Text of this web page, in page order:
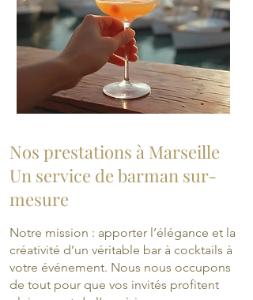
Nos prestations à Marseille
Un service de barman sur-
mesure
Notre mission : apporter l’élégance et la
créativité d’un véritable bar à cocktails à
votre événement. Nous nous occupons
de tout pour que vos invités profitent